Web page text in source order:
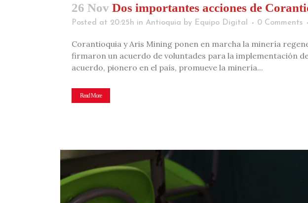
26 Nov Dos importantes acciones de
Posted at 20:25h in Antioquia by Equipo Digital 0 Comments
Corantioquia y Aris Mining ponen en marcha la minería
firmaron un acuerdo de voluntades para la implementación
acuerdo, pionero en el país, promueve la minería...
Read More